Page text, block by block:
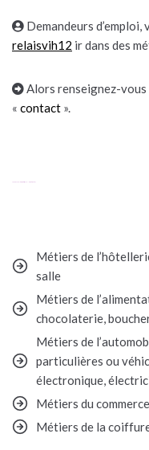
Demandeurs
relaisvih12 ir dans des
Alors renseignez-vous
« contact ».
Métiers de
salle
Métiers de
chocolaterie,
Métiers de
particulières ou
électronique,
Métiers du
Métiers de la